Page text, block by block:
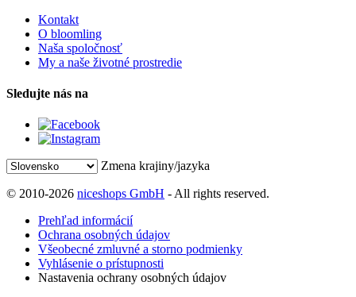
Kontakt
O bloomling
Naša spoločnosť
My a naše životné prostredie
Sledujte nás na
Zmena krajiny/jazyka
© 2010-2026 niceshops GmbH - All rights reserved.
Prehľad informácií
Ochrana osobných údajov
Všeobecné zmluvné a storno podmienky
Vyhlásenie o prístupnosti
Nastavenia ochrany osobných údajov